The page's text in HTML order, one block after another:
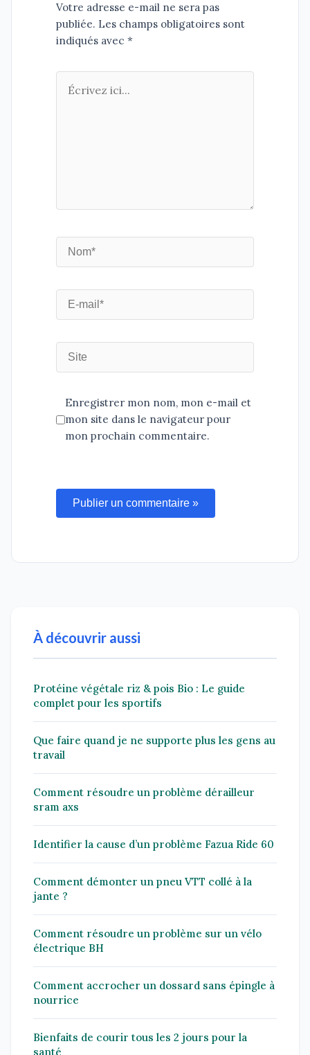
Votre adresse e-mail ne sera pas
publiée. Les champs obligatoires sont
indiqués avec *
Enregistrer mon nom, mon e-mail et
mon site dans le navigateur pour
mon prochain commentaire.
Publier un commentaire »
À découvrir aussi
Protéine végétale riz & pois Bio : Le guide
complet pour les sportifs
Que faire quand je ne supporte plus les gens au
travail
Comment résoudre un problème dérailleur
sram axs
Identifier la cause d’un problème Fazua Ride 60
Comment démonter un pneu VTT collé à la
jante ?
Comment résoudre un problème sur un vélo
électrique BH
Comment accrocher un dossard sans épingle à
nourrice
Bienfaits de courir tous les 2 jours pour la
santé